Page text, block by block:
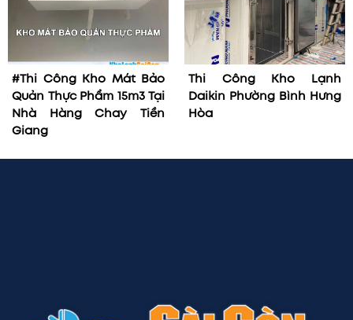
#Thi Công Kho Mát Bảo
Quản Thực Phẩm 15m3 Tại
Nhà Hàng Chay Tiền
Giang
Thi Công Kho Lạnh
Daikin Phường Bình Hưng
Hòa